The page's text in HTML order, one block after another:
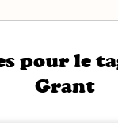
pour le
Grant